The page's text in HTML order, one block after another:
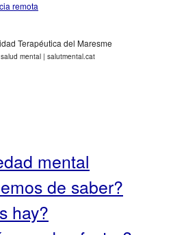
remota
Terapéutica del Maresme
mental | salutmental.cat
mental
de saber?
hay?